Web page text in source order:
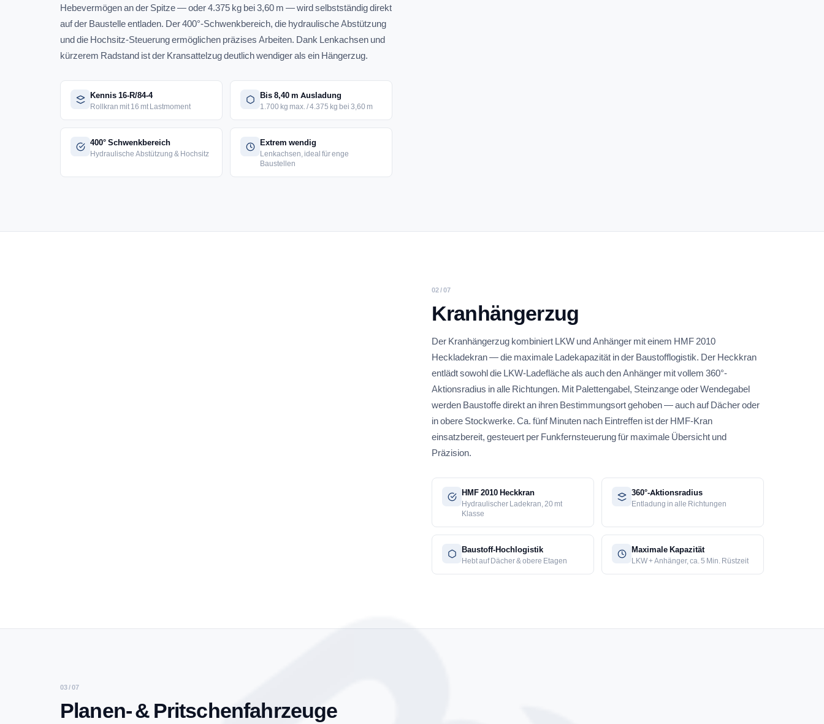
Hebevermögen an der Spitze — oder 4.375 kg bei 3,60 m — wird selbstständig direkt
auf der Baustelle entladen. Der 400°-Schwenkbereich, die hydraulische Abstützung
und die Hochsitz-Steuerung ermöglichen präzises Arbeiten. Dank Lenkachsen und
kürzerem Radstand ist der Kransattelzug deutlich wendiger als ein Hängerzug.
Kennis 16-R/84-4
Rollkran mit 16 mt Lastmoment
Bis 8,40 m Ausladung
1.700 kg max. / 4.375 kg bei 3,60 m
400° Schwenkbereich
Hydraulische Abstützung & Hochsitz
Extrem wendig
Lenkachsen, ideal für enge
Baustellen
02 / 07
Kranhängerzug
Der Kranhängerzug kombiniert LKW und Anhänger mit einem HMF 2010
Heckladekran — die maximale Ladekapazität in der Baustofflogistik. Der Heckkran
entlädt sowohl die LKW-Ladefläche als auch den Anhänger mit vollem 360°-
Aktionsradius in alle Richtungen. Mit Palettengabel, Steinzange oder Wendegabel
werden Baustoffe direkt an ihren Bestimmungsort gehoben — auch auf Dächer oder
in obere Stockwerke. Ca. fünf Minuten nach Eintreffen ist der HMF-Kran
einsatzbereit, gesteuert per Funkfernsteuerung für maximale Übersicht und
Präzision.
HMF 2010 Heckkran
Hydraulischer Ladekran, 20 mt
Klasse
360°-Aktionsradius
Entladung in alle Richtungen
Baustoff-Hochlogistik
Hebt auf Dächer & obere Etagen
Maximale Kapazität
LKW + Anhänger, ca. 5 Min. Rüstzeit
03 / 07
Planen- & Pritschenfahrzeuge